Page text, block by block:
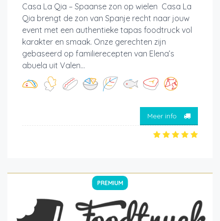
Casa La Qia – Spaanse zon op wielen Casa La
Qia brengt de zon van Spanje recht naar jouw
event met een authentieke tapas foodtruck vol
karakter en smaak. Onze gerechten zijn
gebaseerd op familierecepten van Elena’s
abuela uit Valen...
Meer info
PREMIUM